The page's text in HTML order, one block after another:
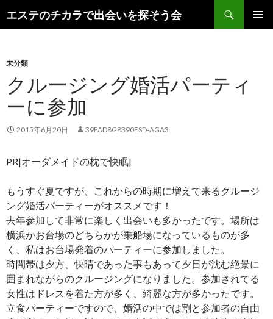
エステのチカラで出会いを探そう会
索
ン
へ
ッ
未分類
クルージング婚活パーティ
ーに参加
2015年6月20日 39FAD8G8390FSD-AGA3
PR|オーダメイドの枕で快眠|
もうすぐ夏ですが、これからの時期に増えて来るクルージ
ング婚活パーティーがオススメです！
去年参加して非常に楽しく出会いも多かったです。場所は
横浜かお台場のどちらかが乗船場になっているものが多
く、私はお台場発着のパーティーに参加しました。
時間帯は夕方、快晴であった事もあって夕日が沈む絶景に
囲まれながらのクルージングになりました。参加されてる
女性はドレスを着た方が多く、綺麗な方が多かったです。
立食パーティーですので、婚活の中では割と参加者の自由